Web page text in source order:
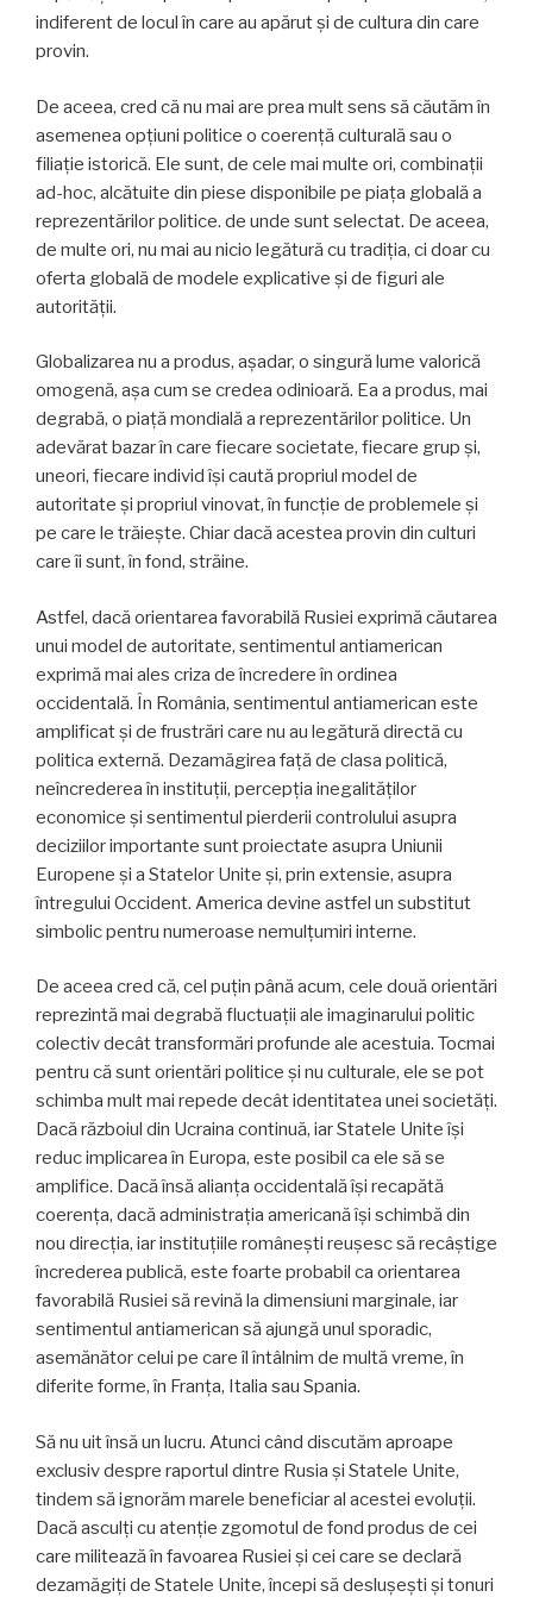
indiferent de locul în care au apărut și de cultura din care
provin.
De aceea, cred că nu mai are prea mult sens să căutăm în
asemenea opțiuni politice o coerență culturală sau o
filiație istorică. Ele sunt, de cele mai multe ori, combinații
ad-hoc, alcătuite din piese disponibile pe piața globală a
reprezentărilor politice. de unde sunt selectat. De aceea,
de multe ori, nu mai au nicio legătură cu tradiția, ci doar cu
oferta globală de modele explicative și de figuri ale
autorității.
Globalizarea nu a produs, așadar, o singură lume valorică
omogenă, așa cum se credea odinioară. Ea a produs, mai
degrabă, o piață mondială a reprezentărilor politice. Un
adevărat bazar în care fiecare societate, fiecare grup și,
uneori, fiecare individ își caută propriul model de
autoritate și propriul vinovat, în funcție de problemele și
pe care le trăiește. Chiar dacă acestea provin din culturi
care îi sunt, în fond, străine.
Astfel, dacă orientarea favorabilă Rusiei exprimă căutarea
unui model de autoritate, sentimentul antiamerican
exprimă mai ales criza de încredere în ordinea
occidentală. În România, sentimentul antiamerican este
amplificat și de frustrări care nu au legătură directă cu
politica externă. Dezamăgirea față de clasa politică,
neîncrederea în instituții, percepția inegalităților
economice și sentimentul pierderii controlului asupra
deciziilor importante sunt proiectate asupra Uniunii
Europene și a Statelor Unite și, prin extensie, asupra
întregului Occident. America devine astfel un substitut
simbolic pentru numeroase nemulțumiri interne.
De aceea cred că, cel puțin până acum, cele două orientări
reprezintă mai degrabă fluctuații ale imaginarului politic
colectiv decât transformări profunde ale acestuia. Tocmai
pentru că sunt orientări politice și nu culturale, ele se pot
schimba mult mai repede decât identitatea unei societăți.
Dacă războiul din Ucraina continuă, iar Statele Unite își
reduc implicarea în Europa, este posibil ca ele să se
amplifice. Dacă însă alianța occidentală își recapătă
coerența, dacă administrația americană își schimbă din
nou direcția, iar instituțiile românești reușesc să recâștige
încrederea publică, este foarte probabil ca orientarea
favorabilă Rusiei să revină la dimensiuni marginale, iar
sentimentul antiamerican să ajungă unul sporadic,
asemănător celui pe care îl întâlnim de multă vreme, în
diferite forme, în Franța, Italia sau Spania.
Să nu uit însă un lucru. Atunci când discutăm aproape
exclusiv despre raportul dintre Rusia și Statele Unite,
tindem să ignorăm marele beneficiar al acestei evoluții.
Dacă asculți cu atenție zgomotul de fond produs de cei
care militează în favoarea Rusiei și cei care se declară
dezamăgiți de Statele Unite, începi să deslușești și tonuri